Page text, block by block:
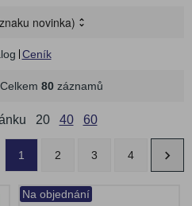
novinka)
Ceník
80záznamů
20 40 60
1 2 3 4
Na objednání